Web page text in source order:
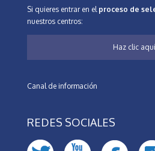
Si quieres entrar en el proceso de
nuestros centros:
Haz clic
Canal de información
REDES SOCIALES